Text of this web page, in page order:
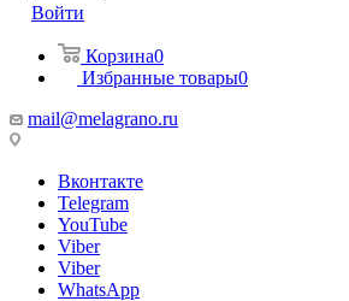
Войти
Корзина0
Избранные товары0
mail@melagrano.ru
Вконтакте
Telegram
YouTube
Viber
Viber
WhatsApp